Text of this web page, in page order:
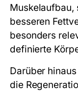
Muskelaufbau,
besseren
besonders
definierte
Darüber
die